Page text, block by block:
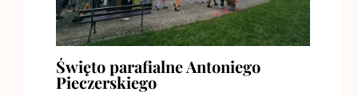
Święto parafialne Antoniego
Pieczerskiego